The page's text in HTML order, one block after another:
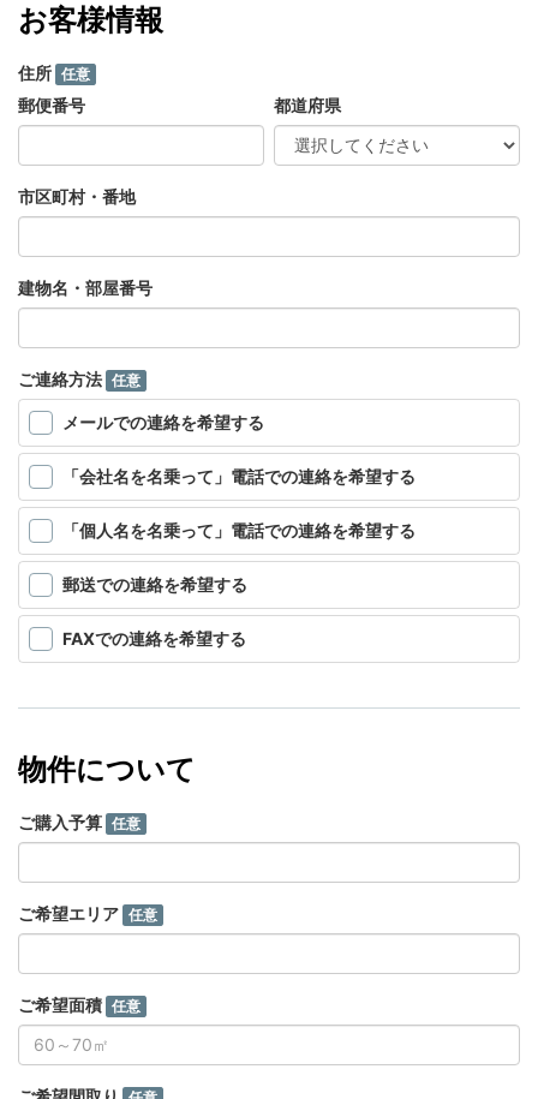
お客様情報
住所 任意
郵便番号 都道府県
市区町村・番地
建物名・部屋番号
ご連絡方法 任意
メールでの連絡を希望する
「会社名を名乗って」電話での連絡を希望する
「個人名を名乗って」電話での連絡を希望する
郵送での連絡を希望する
FAXでの連絡を希望する
物件について
ご購入予算 任意
ご希望エリア 任意
ご希望面積 任意